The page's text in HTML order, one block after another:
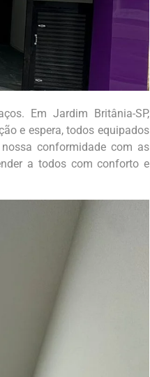
Em Jardim Britânia-SP,
e espera, todos equipados
conformidade com as
a todos com conforto e